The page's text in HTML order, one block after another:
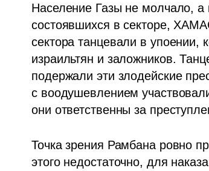
Население Газы не молчало,
состоявшихся в секторе,
сектора танцевали в упоении,
израильтян и заложников.
подержали эти злодейские
с воодушевлением
они ответственны за
Точка зрения Рамбана ровно
этого недостаточно, для